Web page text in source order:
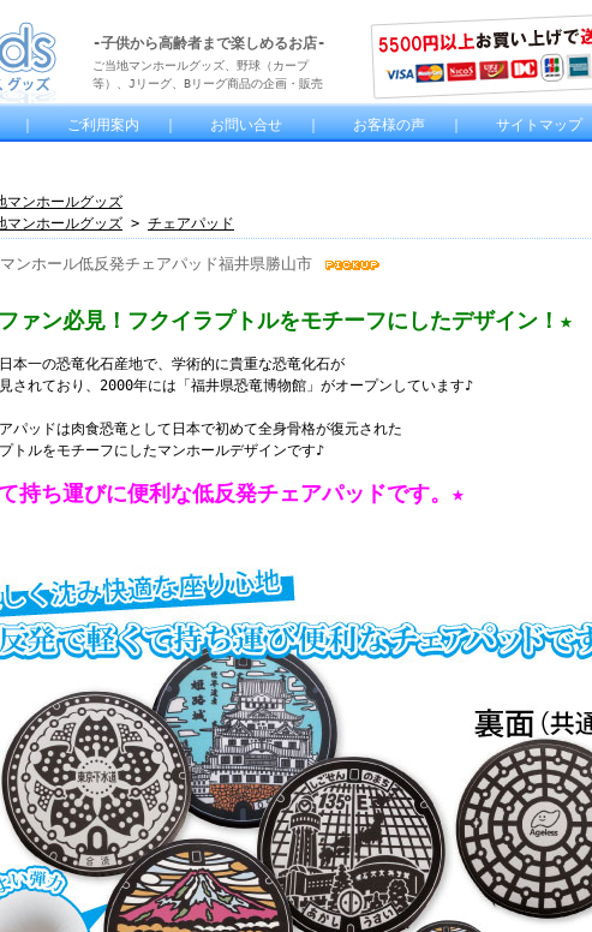
-子供から高齢者まで楽しめるお店-
ご当地マンホールグッズ、野球（カープ
等）、Jリーグ、Bリーグ商品の企画・販売
｜ ご利用案内 ｜ お問い合せ ｜ お客様の声 ｜ サイトマップ
マンホールグッズ
マンホールグッズ > チェアパッド
ンホール低反発チェアパッド福井県勝山市
ァン必見！フクイラプトルをモチーフにしたデザイン！★
本一の恐竜化石産地で、学術的に貴重な恐竜化石が
されており、2000年には「福井県恐竜博物館」がオープンしています♪
パッドは肉食恐竜として日本で初めて全身骨格が復元された
トルをモチーフにしたマンホールデザインです♪
持ち運びに便利な低反発チェアパッドです。★